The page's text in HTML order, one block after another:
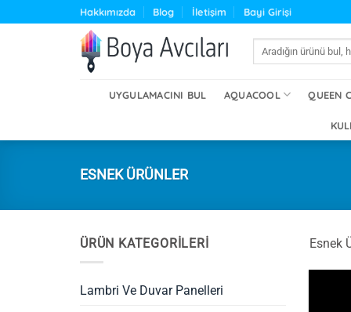
atla
Hakkımızda Blog İletişim Bayi Girişi
UYGULAMACINI BUL AQUACOOL QUEEN
ESNEK ÜRÜNLER
ÜRÜN KATEGORILERI
Lambri Ve Duvar Panelleri
Esnek